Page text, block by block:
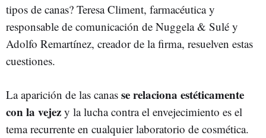
tipos de canas? Teresa Climent, farmacéutica y
responsable de comunicación de Nuggela & Sulé y
Adolfo Remartínez, creador de la firma, resuelven estas
cuestiones.
La aparición de las canas se relaciona estéticamente
con la vejez y la lucha contra el envejecimiento es el
tema recurrente en cualquier laboratorio de cosmética.